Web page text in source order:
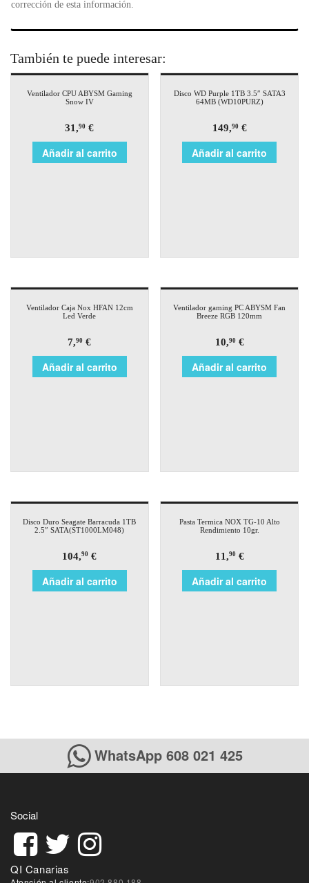
corrección de esta información.
También te puede interesar:
Ventilador CPU ABYSM Gaming
Snow IV
31,90 €
Añadir al carrito
Disco WD Purple 1TB 3.5″ SATA3
64MB (WD10PURZ)
149,90€
Añadir al carrito
Ventilador Caja Nox HFAN 12cm
Led Verde
7,90 €
Añadir al carrito
Ventilador gaming PC ABYSM Fan
Breeze RGB 120mm
10,90€
Añadir al carrito
Disco Duro Seagate Barracuda 1TB
2.5″ SATA(ST1000LM048)
104,90 €
Añadir al carrito
Pasta Termica NOX TG-10 Alto
Rendimiento 10gr.
11,90€
Añadir al carrito
WhatsApp 608 021 425
Social
QI Canarias